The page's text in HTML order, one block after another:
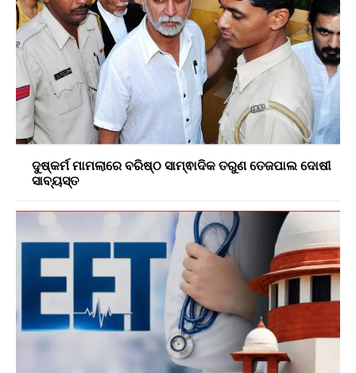
ଦୁଷ୍କର୍ମ ମାମଲାରେ ବରିଷ୍ଠ ସାମ୍ଵାଦିକ ତରୁଣ ତେଜପାଲ ଦୋଷୀ
ସାବ୍ୟସ୍ତ